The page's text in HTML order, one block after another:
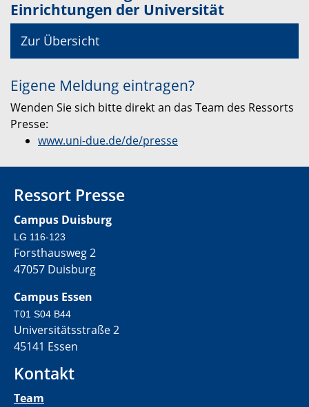
Einrichtungen der Universität
Zur Übersicht
Eigene Meldung eintragen?
Wenden Sie sich bitte direkt an das Team des Ressorts
Presse:
www.uni-due.de/de/presse
Ressort Presse
Campus Duisburg
LG 116-123
Forsthausweg 2
47057 Duisburg
Campus Essen
T01 S04 B44
Universitätsstraße 2
45141 Essen
Kontakt
Team